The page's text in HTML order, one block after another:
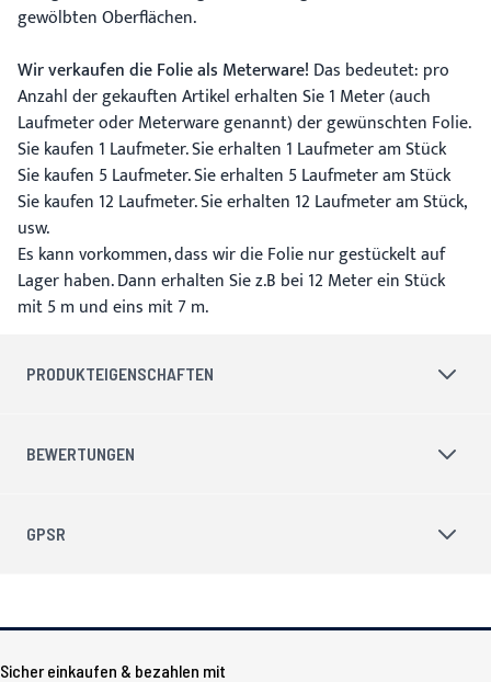
gewölbten Oberflächen.
Wir verkaufen die Folie als Meterware! Das bedeutet: pro
Anzahl der gekauften Artikel erhalten Sie 1 Meter (auch
Laufmeter oder Meterware genannt) der gewünschten Folie.
Sie kaufen 1 Laufmeter. Sie erhalten 1 Laufmeter am Stück
Sie kaufen 5 Laufmeter. Sie erhalten 5 Laufmeter am Stück
Sie kaufen 12 Laufmeter. Sie erhalten 12 Laufmeter am Stück,
usw.
Es kann vorkommen, dass wir die Folie nur gestückelt auf
Lager haben. Dann erhalten Sie z.B bei 12 Meter ein Stück
mit 5 m und eins mit 7 m.
PRODUKTEIGENSCHAFTEN
BEWERTUNGEN
GPSR
Sicher einkaufen & bezahlen mit